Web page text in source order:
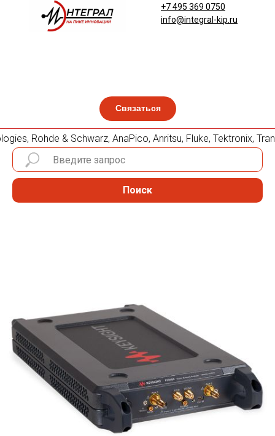
Связаться
+7 495 369 0750
info@integral-kip.ru
Rohde & Schwarz, AnaPico, Anritsu, Fluke, Tektronix,
Поиск